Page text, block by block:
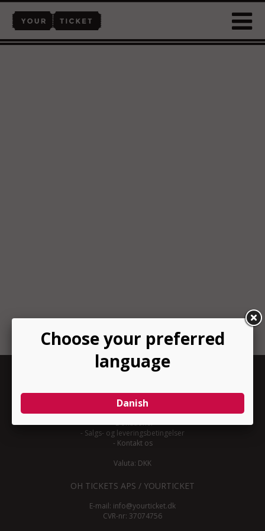
INFORMATION
-Om YourTicket
Bliv arrangør
-Arrangør login
-Donationer
- Salgs- og leveringsbetingelser
- Kontakt os
Valuta: DKK
OH TICKETS APS / YOURTICKET
E-mail: info@yourticket.dk
CVR-nr: 37074756